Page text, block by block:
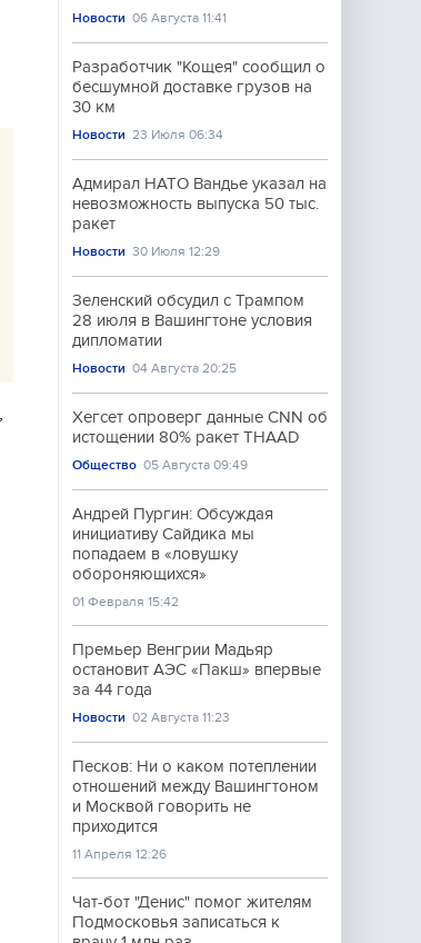
Новости 06 Августа 11:41
Разработчик "Кощея" сообщил о
бесшумной доставке грузов на
30 км
Новости 23 Июля 06:34
Адмирал НАТО Вандье указал на
невозможность выпуска 50 тыс.
ракет
Новости 30 Июля 12:29
Зеленский обсудил с Трампом
28 июля в Вашингтоне условия
дипломатии
Новости 04 Августа 20:25
Хегсет опроверг данные CNN об
истощении 80% ракет THAAD
Общество 05 Августа 09:49
Андрей Пургин: Обсуждая
инициативу Сайдика мы
попадаем в «ловушку
обороняющихся»
01 Февраля 15:42
Премьер Венгрии Мадьяр
остановит АЭС «Пакш» впервые
за 44 года
Новости 02 Августа 11:23
Песков: Ни о каком потеплении
отношений между Вашингтоном
и Москвой говорить не
приходится
11 Апреля 12:26
Чат-бот "Денис" помог жителям
Подмосковья записаться к